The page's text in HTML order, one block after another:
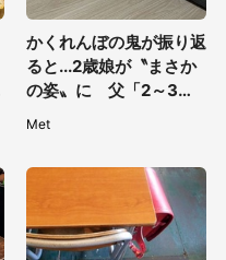
かくれんぼの鬼が振り返
ると...2歳娘が〝まさか
の姿〟に 父「2～3分
Met